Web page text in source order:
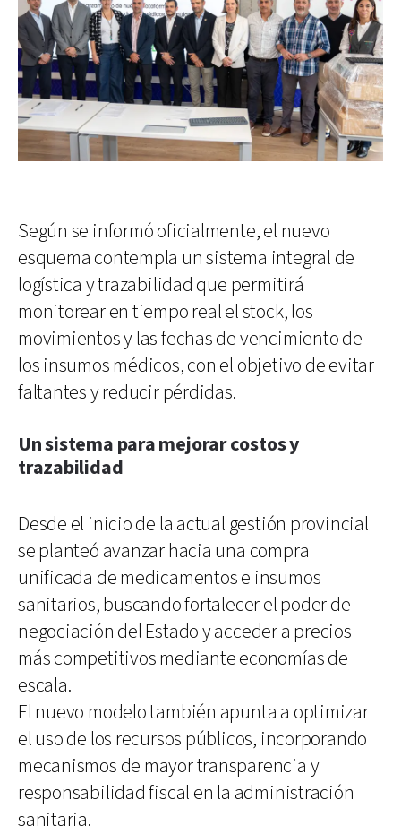
Según se informó oficialmente, el nuevo
esquema contempla un sistema integral de
logística y trazabilidad que permitirá
monitorear en tiempo real el stock, los
movimientos y las fechas de vencimiento de
los insumos médicos, con el objetivo de evitar
faltantes y reducir pérdidas.
Un sistema para mejorar costos y
trazabilidad
Desde el inicio de la actual gestión provincial
se planteó avanzar hacia una compra
unificada de medicamentos e insumos
sanitarios, buscando fortalecer el poder de
negociación del Estado y acceder a precios
más competitivos mediante economías de
escala.
El nuevo modelo también apunta a optimizar
el uso de los recursos públicos, incorporando
mecanismos de mayor transparencia y
responsabilidad fiscal en la administración
sanitaria.